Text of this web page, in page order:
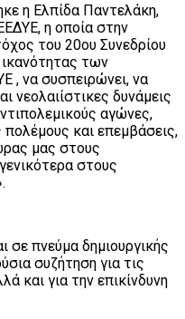
η Ελπίδα Παντελάκη,
η οποία στην
του 20ου Συνεδρίου
ικανότητας των
, να συσπειρώνει, να
νεολαιίστικες δυνάμεις
αγώνες,
πολέμους και επεμβάσεις,
μας στους
στους
σε πνεύμα δημιουργικής
συζήτηση για τις
και για την επικίνδυνη